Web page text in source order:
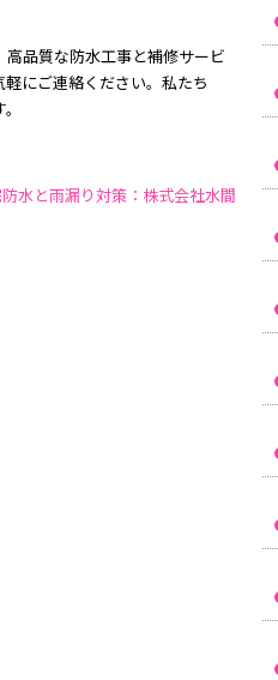
品質な防水工事と補修サービ
にご連絡ください。私たち
水と雨漏り対策：株式会社水間